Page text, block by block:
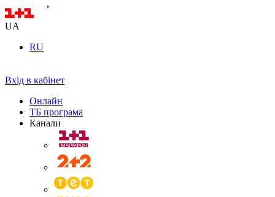
UA
RU
Вхід в кабінет
Онлайн
ТБ програма
Канали